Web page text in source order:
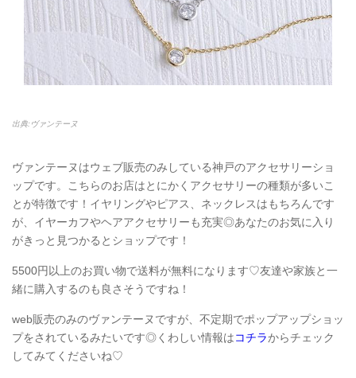
出典:ヴァンテーヌ
ヴァンテーヌはウェブ販売のみしている神戸のアクセサリーショ
ップです。こちらのお店はとにかくアクセサリーの種類が多いこ
とが特徴です！イヤリングやピアス、ネックレスはもちろんです
が、イヤーカフやヘアアクセサリーも充実◎あなたのお気に入り
がきっと見つかるとショップです！
5500円以上のお買い物で送料が無料になります♡友達や家族と一
緒に購入するのも良さそうですね！
web販売のみのヴァンテーヌですが、不定期でポップアップショッ
プをされているみたいです◎くわしい情報はコチラからチェック
してみてくださいね♡